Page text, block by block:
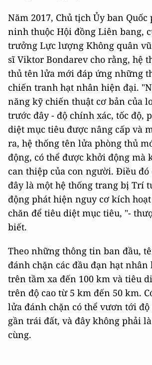
Năm 2017, Chủ tịch Ủy ban Quốc
ninh thuộc Hội đồng Liên bang,
trưởng Lực lượng Không quân
sĩ Viktor Bondarev cho rằng, hệ
thủ tên lửa mới đáp ứng những
chiến tranh hạt nhân hiện đại.
năng kỹ chiến thuật cơ bản của
trước đây - độ chính xác, tốc độ,
diệt mục tiêu được nâng cấp và
ra, hệ thống tên lửa phòng thủ
động, có thể được khởi động mà
can thiệp của con người. Điều đó
đây là một hệ thống trang bị Trí
động phát hiện nguy cơ kích
chăn để tiêu diệt mục tiêu, "-
biết.
Theo những thông tin ban đầu,
đánh chặn các đầu đạn hạt
trên tầm xa đến 100 km và tiêu
trên độ cao từ 5 km đến 50 km.
lửa đánh chặn có thể vươn tới độ
gần trái đất, và đây không phải
cùng.